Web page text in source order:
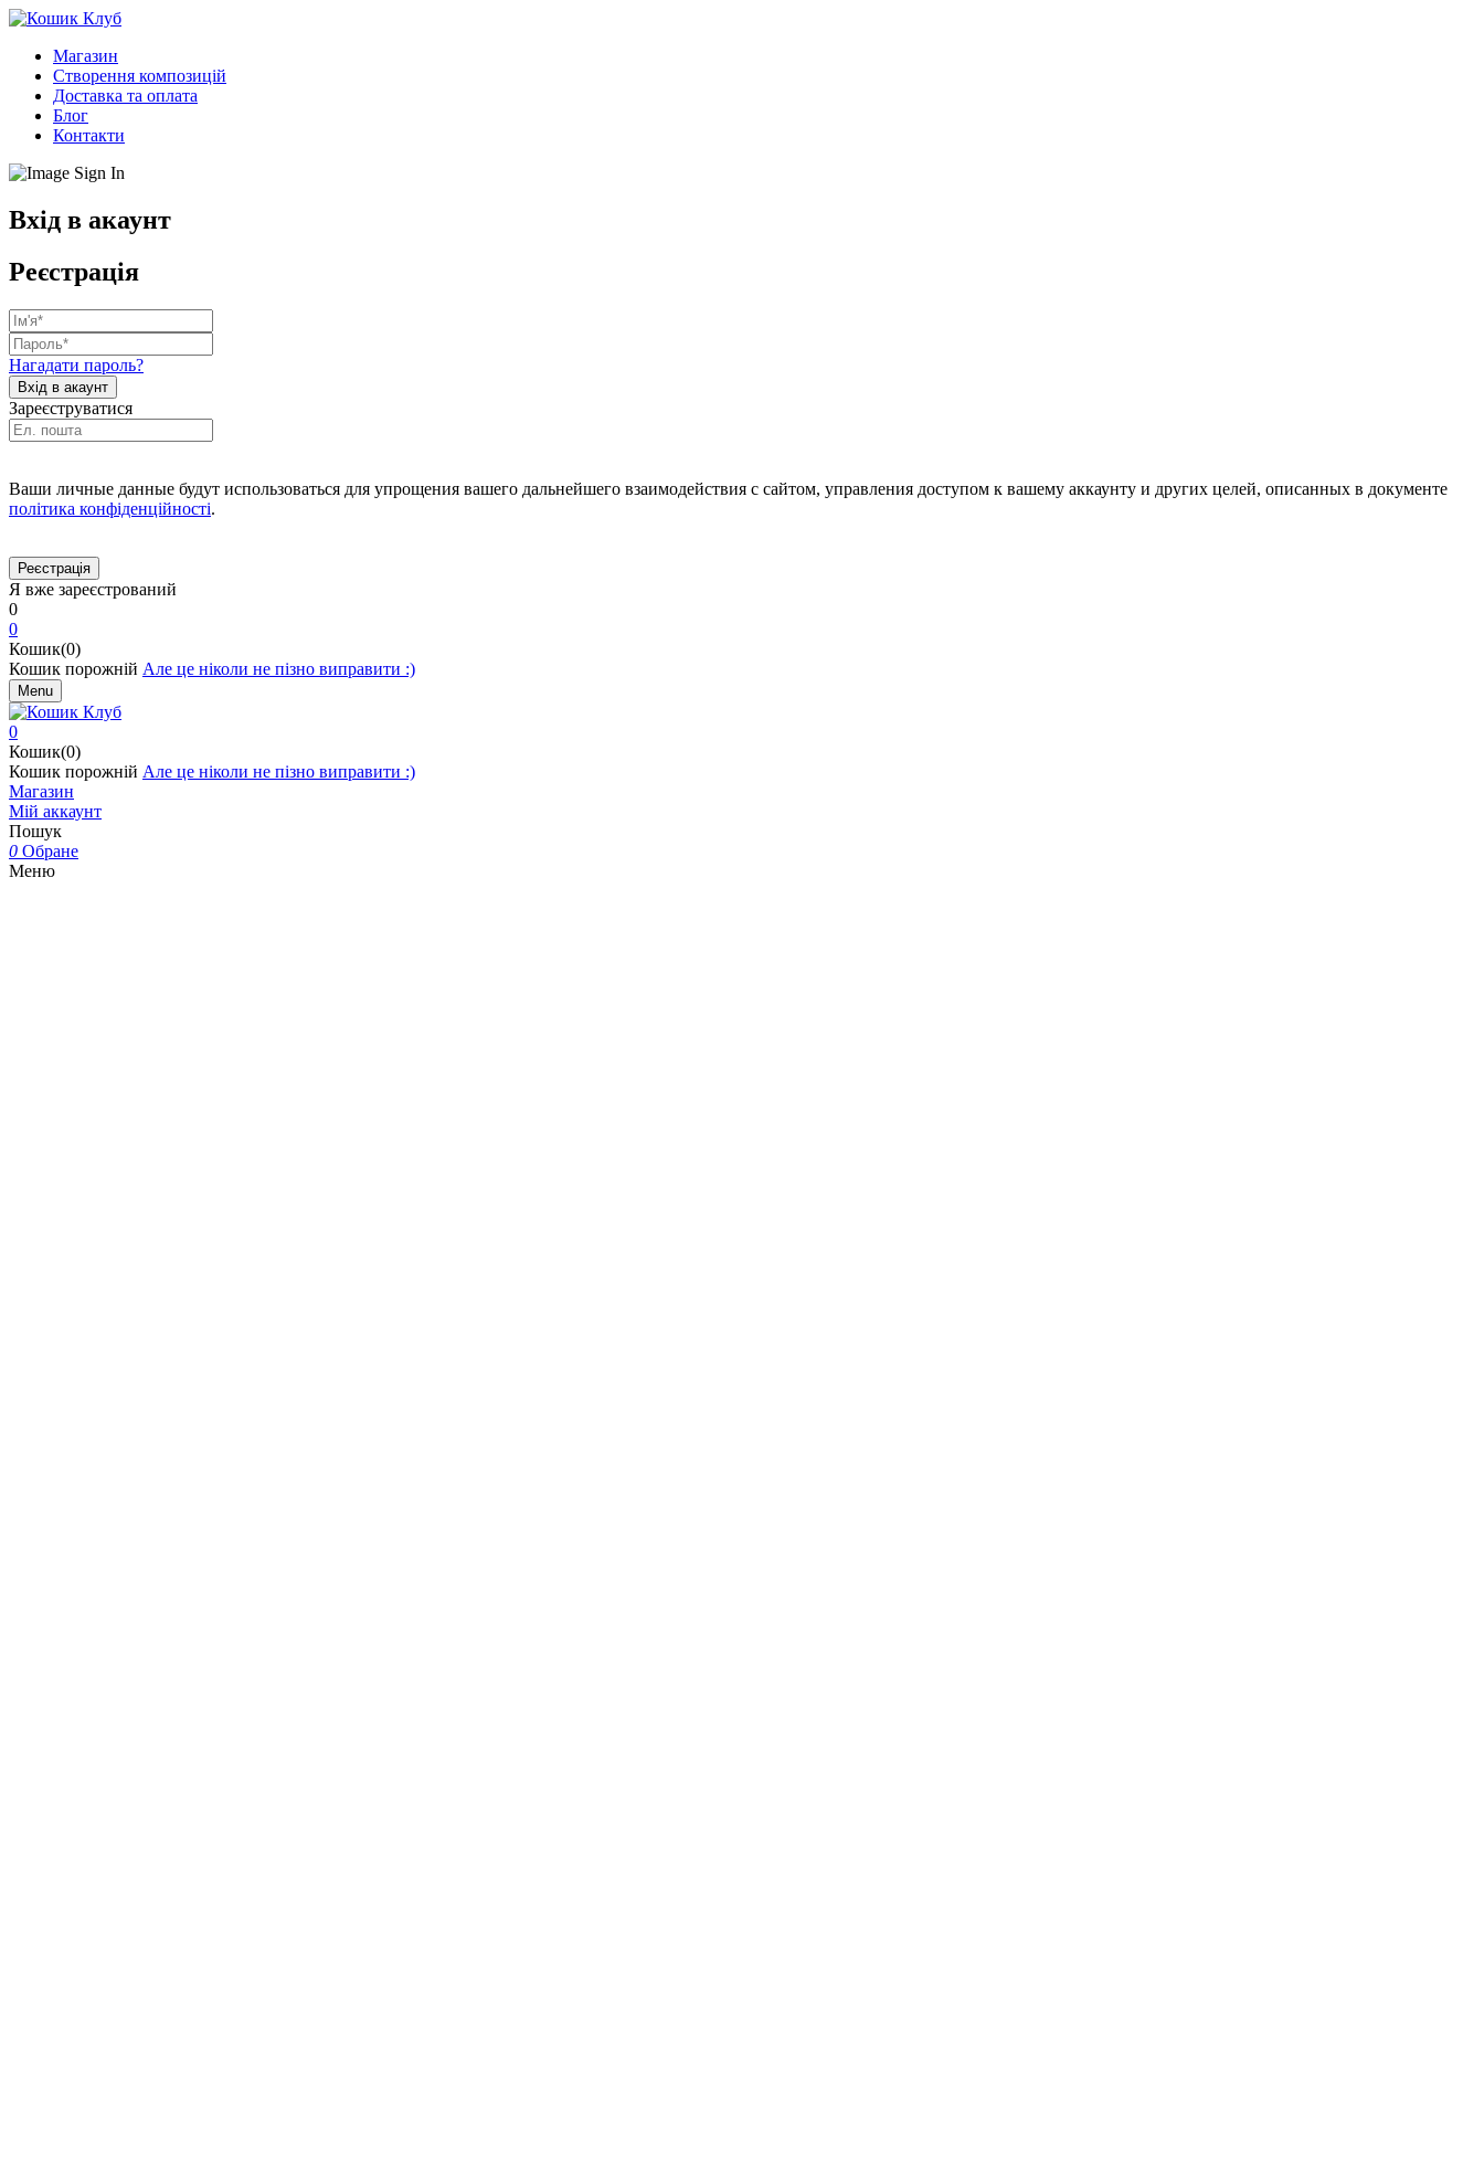
Магазин
Створення композицій
Доставка та оплата
Блог
Контакти
Вхід в акаунт
Реєстрація
Нагадати пароль?
Зареєструватися
Ваши личные данные будут использоваться для упрощения вашего дальнейшего взаимодействия с сайтом, управления доступом к вашему аккаунту и других целей, описанных в документе
політика конфіденційності.
Я вже зареєстрований
0
0
Кошик(0)
Кошик порожній Але це ніколи не пізно виправити :)
Menu
0
Кошик(0)
Кошик порожній Але це ніколи не пізно виправити :)
Магазин
Мій аккаунт
Пошук
0 Обране
Меню